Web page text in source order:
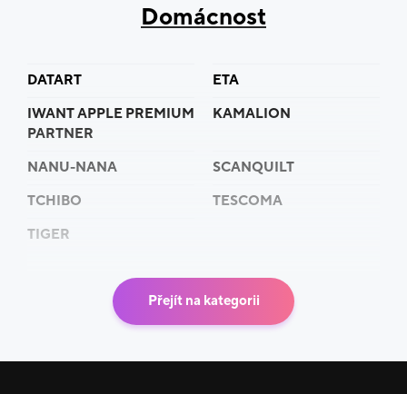
Domácnost
DATART
ETA
IWANT APPLE PREMIUM
PARTNER
KAMALION
NANU-NANA
SCANQUILT
TCHIBO
TESCOMA
TIGER
Přejít na kategorii